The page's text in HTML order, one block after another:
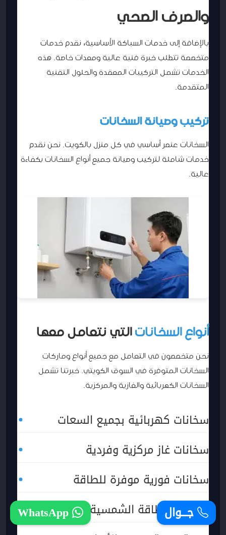
والصرف الصحي
بالإضافة إلى خدمات السباكة الأساسية، نقدم خدمات
متخصصة تتطلب خبرة فنية عالية ومعدات خاصة. هذه
الخدمات تشمل التركيبات المعقدة والحلول التقنية
المتقدمة.
تركيب وصيانة السخانات
السخانات عنصر أساسي في كل منزل بالكويت. نحن نقدم
خدمات شاملة لتركيب وصيانة جميع أنواع السخانات بكفاءة
عالية.
أنواع السخاناتالتي نتعامل معها
نحن متخصصون في التعامل مع جميع أنواع وماركات
السخانات المتوفرة في السوق الكويتي. خبرتنا تشمل
السخانات الكهربائية والغازية والمركزية.
سخانات كهربائية بجميع السعات
سخانات غاز مركزية وفردية
سخانات فورية موفرة للطاقة
سخانات الطاقة الشمسية
جـــوال